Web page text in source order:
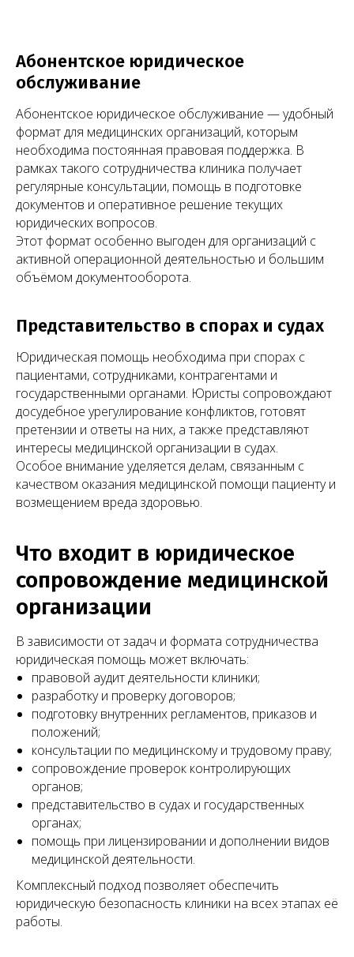
Абонентское юридическое
обслуживание
Абонентское юридическое обслуживание — удобный
формат для медицинских организаций, которым
необходима постоянная правовая поддержка. В
рамках такого сотрудничества клиника получает
регулярные консультации, помощь в подготовке
документов и оперативное решение текущих
юридических вопросов.
Этот формат особенно выгоден для организаций с
активной операционной деятельностью и большим
объёмом документооборота.
Представительство в спорах и судах
Юридическая помощь необходима при спорах с
пациентами, сотрудниками, контрагентами и
государственными органами. Юристы сопровождают
досудебное урегулирование конфликтов, готовят
претензии и ответы на них, а также представляют
интересы медицинской организации в судах.
Особое внимание уделяется делам, связанным с
качеством оказания медицинской помощи пациенту и
возмещением вреда здоровью.
Что входит в юридическое
сопровождение медицинской
организации
В зависимости от задач и формата сотрудничества
юридическая помощь может включать:
правовой аудит деятельности клиники;
разработку и проверку договоров;
подготовку внутренних регламентов, приказов и
положений;
консультации по медицинскому и трудовому праву;
сопровождение проверок контролирующих
органов;
представительство в судах и государственных
органах;
помощь при лицензировании и дополнении видов
медицинской деятельности.
Комплексный подход позволяет обеспечить
юридическую безопасность клиники на всех этапах её
работы.